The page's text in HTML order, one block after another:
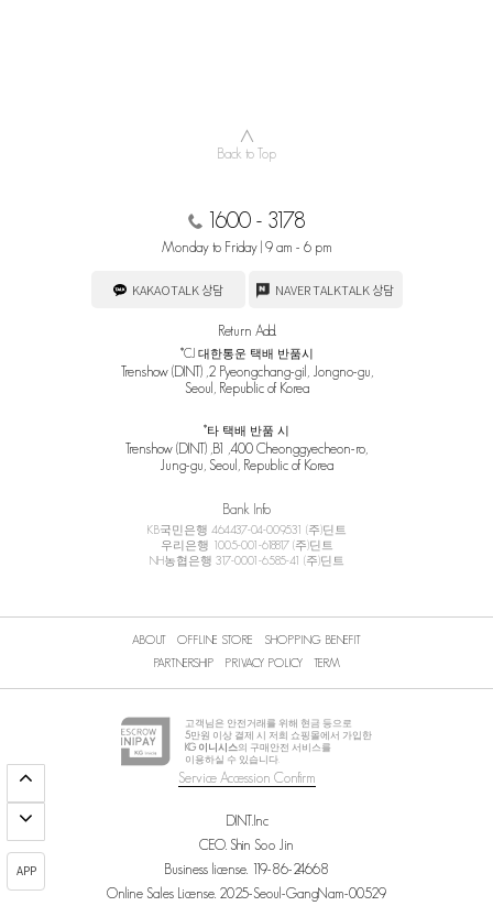
APP
∧
Back to Top
1600 - 3178
Monday to Friday | 9 am - 6 pm
KAKAOTALK 상담 NAVER TALKTALK 상담
Return Add.
*CJ 대한통운 택배 반품시
Trenshow (DINT) ,2 Pyeongchang-gil, Jongno-gu,
Seoul, Republic of Korea
*타 택배 반품 시
Trenshow (DINT) ,B1 ,400 Cheonggyecheon-ro,
Jung-gu, Seoul, Republic of Korea
Bank Info
KB국민은행 464437-04-009531 (주)딘트
우리은행 1005-001-618817 (주)딘트
NH농협은행 317-0001-6585-41 (주)딘트
ABOUT OFFLINE STORE
SHOPPING BENEFIT
PARTNERSHIP
PRIVACY POLICY TERM
고객님은 안전거래를 위해 현금 등으로
5만원 이상 결제 시 저희 쇼핑몰에서 가입한
KG 이니시스의 구매안전 서비스를
이용하실 수 있습니다.
Service Accession Confirm
DINT.Inc
CEO. Shin Soo Jin
Business license. 119-86-24668
Online Sales License. 2025-Seoul-GangNam-00529